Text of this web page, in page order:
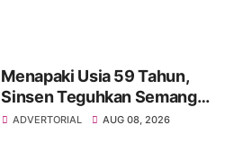
Menapaki Usia 59 Tahun,
Sinsen Teguhkan Semangat
“Sustainably Growing”
ADVERTORIAL AUG 08, 2026